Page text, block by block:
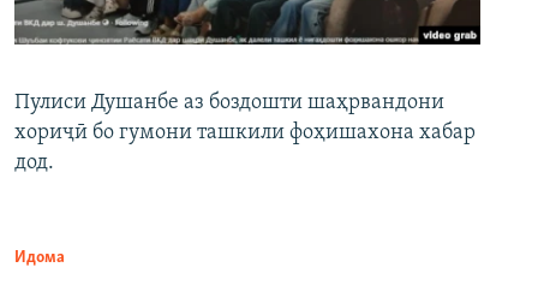
Пулиси Душанбе аз боздошти шаҳрвандони
хориҷӣ бо гумони ташкили фоҳишахона хабар
дод.
Идома